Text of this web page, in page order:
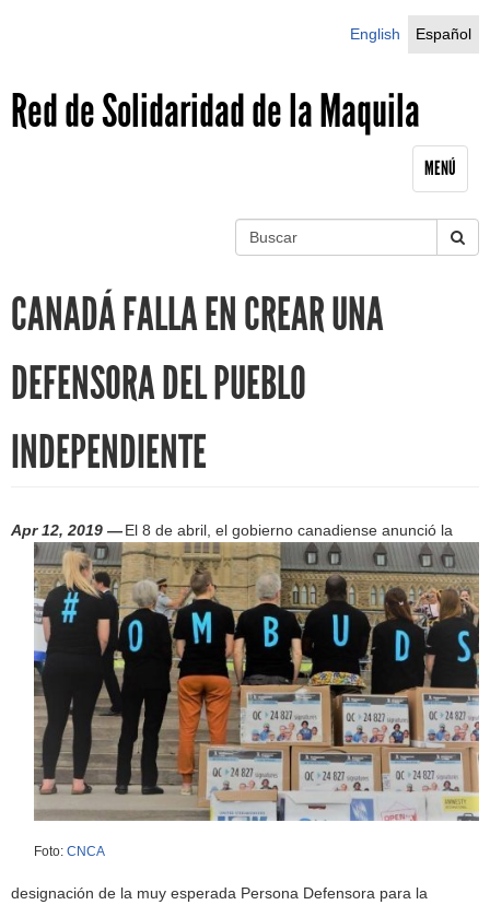
English
Español
Red de Solidaridad de la Maquila
MENÚ
CANADÁ FALLA EN CREAR UNA
DEFENSORA DEL PUEBLO
INDEPENDIENTE
Apr 12, 2019 —
Foto: CNCA
El 8 de abril, el gobierno canadiense anunció la
designación de la muy esperada Persona Defensora para la
S
a
r
f
o
r
m
u